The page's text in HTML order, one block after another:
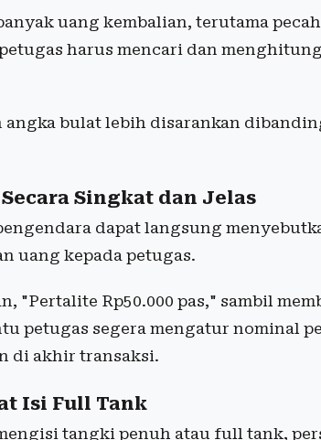
uang kembalian, terutama
harus mencari dan
angka bulat lebih disarankan
Singkat dan Jelas
dapat langsung
uang kepada petugas.
"Pertalite Rp50.000 pas," sambil
petugas segera mengatur nominal
di akhir transaksi.
Isi Full Tank
tangki penuh atau full tank,